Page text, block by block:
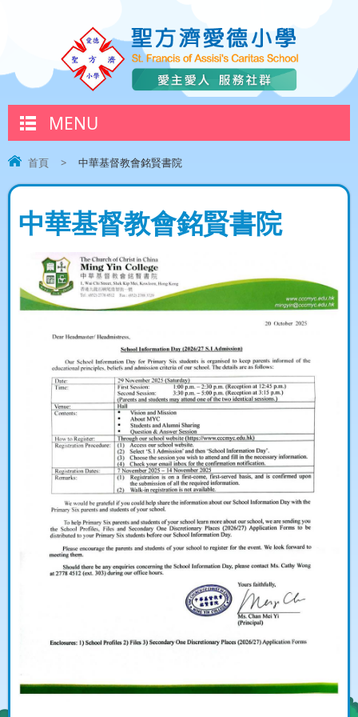
MENU
首頁 > 中華基督教會銘賢書院
中華基督教會銘賢書院